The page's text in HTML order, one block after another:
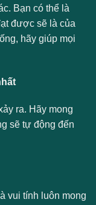
Bạn có thể là
được sẽ là của
hãy giúp mọi
ra. Hãy mong
sẽ tự động đến
vui tính luôn mong